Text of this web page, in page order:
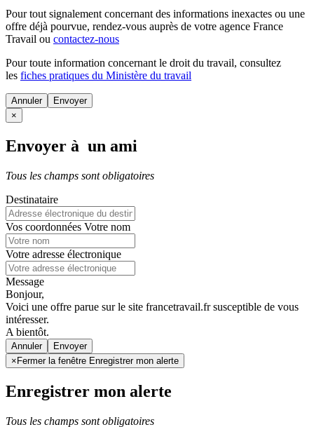
Pour tout signalement concernant des informations inexactes ou une
offre déjà pourvue, rendez-vous auprès de votre agence France
Travail ou contactez-nous
Pour toute information concernant le droit du travail, consultez
les fiches pratiques du Ministère du travail
Annuler
×
Envoyer à un ami
Tous les champs sont obligatoires
Destinataire
Vos coordonnées Votre nom
Votre adresse électronique
Message
Bonjour,
Voici une offre parue sur le site francetravail.fr susceptible de vous
intéresser.
A bientôt.
Annuler
× Fermer la fenêtre Enregistrer mon alerte
Enregistrer mon alerte
Tous les champs sont obligatoires